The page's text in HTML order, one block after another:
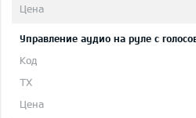
Управление аудио на руле с